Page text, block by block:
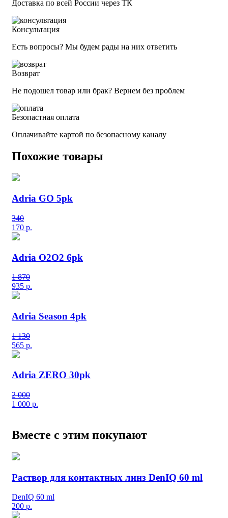
Доставка по всей России через ТК
Консультация
Есть вопросы? Мы будем рады на них ответить
Возврат
Не подошел товар или брак? Вернем без проблем
Безопастная оплата
Оплачивайте картой по безопасному каналу
Похожие товары
Adria GO 5pk
340
170 р.
Adria O2O2 6pk
1 870
935 р.
Adria Season 4pk
1 130
565 р.
Adria ZERO 30pk
2 000
1 000 р.
Вместе с этим покупают
Раствор для контактных линз DenIQ 60 ml
DenIQ 60 ml
200 р.